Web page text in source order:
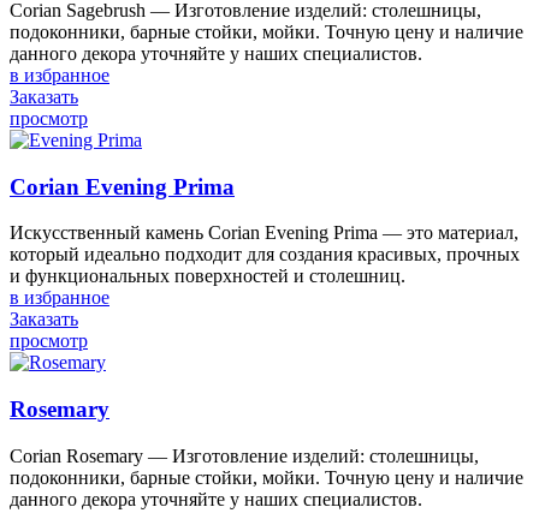
Corian Sagebrush — Изготовление изделий: столешницы,
подоконники, барные стойки, мойки. Точную цену и наличие
данного декора уточняйте у наших специалистов.
в избранное
Заказать
просмотр
Corian Evening Prima
Искусственный камень Corian Evening Prima — это материал,
который идеально подходит для создания красивых, прочных
и функциональных поверхностей и столешниц.
в избранное
Заказать
просмотр
Rosemary
Corian Rosemary — Изготовление изделий: столешницы,
подоконники, барные стойки, мойки. Точную цену и наличие
данного декора уточняйте у наших специалистов.